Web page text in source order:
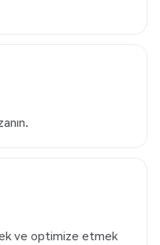
ve optimize etmek